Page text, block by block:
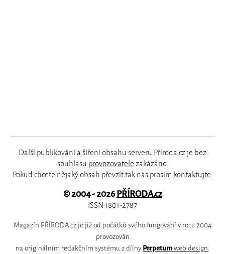
Další publikování a šíření obsahu serveru Příroda.cz je bez
souhlasu provozovatele zakázáno.
Pokud chcete nějaký obsah převzít tak nás prosím kontaktujte.
© 2004 - 2026PŘÍRODA.cz
ISSN 1801-2787
Magazín PŘÍRODA.cz je již od počátků svého fungování v roce 2004
provozován
na originálním redakčním systému z dílny Perpetum web design